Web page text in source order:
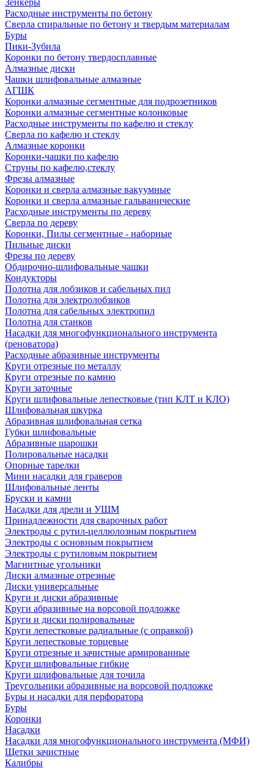
Зенкеры
Расходные инструменты по бетону
Сверла спиральные по бетону и твердым материалам
Буры
Пики-Зубила
Коронки по бетону твердосплавные
Алмазные диски
Чашки шлифовальные алмазные
АГШК
Коронки алмазные сегментные для подрозетников
Коронки алмазные сегментные колонковые
Расходные инструменты по кафелю и стеклу
Сверла по кафелю и стеклу
Алмазные коронки
Коронки-чашки по кафелю
Струны по кафелю,стеклу
Фрезы алмазные
Коронки и сверла алмазные вакуумные
Коронки и сверла алмазные гальванические
Расходные инструменты по дереву
Сверла по дереву
Коронки, Пилы сегментные - наборные
Пильные диски
Фрезы по дереву
Обдирочно-шлифовальные чашки
Кондукторы
Полотна для лобзиков и сабельных пил
Полотна для электролобзиков
Полотна для сабельных электропил
Полотна для станков
Насадки для многофункционального инструмента
(реноватора)
Расходные абразивные инструменты
Круги отрезные по металлу
Круги отрезные по камню
Круги заточные
Круги шлифовальные лепестковые (тип КЛТ и КЛО)
Шлифовальная шкурка
Абразивная шлифовальная сетка
Губки шлифовальные
Абразивные шарошки
Полировальные насадки
Опорные тарелки
Мини насадки для граверов
Шлифовальные ленты
Бруски и камни
Насадки для дрели и УШМ
Принадлежности для сварочных работ
Электроды с рутил-целлюлозным покрытием
Электроды с основным покрытием
Электроды с рутиловым покрытием
Магнитные угольники
Диски алмазные отрезные
Диски универсальные
Круги и диски абразивные
Круги абразивные на ворсовой подложке
Круги и диски полировальные
Круги лепестковые радиальные (с оправкой)
Круги лепестковые торцевые
Круги отрезные и зачистные армированные
Круги шлифовальные гибкие
Круги шлифовальные для точила
Треугольники абразивные на ворсовой подложке
Буры и насадки для перфоратора
Буры
Коронки
Насадки
Насадки для многофункционального инструмента (МФИ)
Щетки зачистные
Калибры